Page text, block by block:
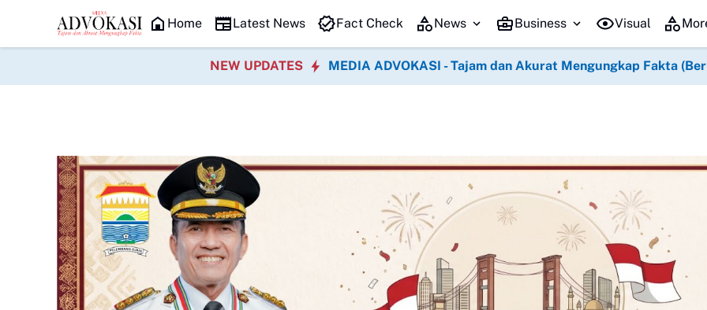
HEADLINE
Home Latest News Fact Check News Business Visual
NEW UPDATES MEDIA ADVOKASI - Tajam dan Akurat Mengungkap Fakta